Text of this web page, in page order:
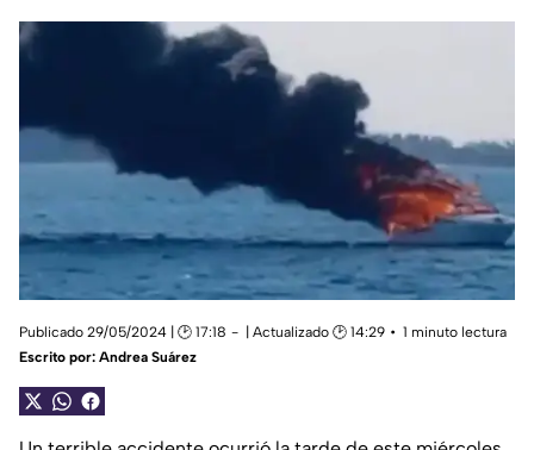
Publicado 29/05/2024 | 🕑 17:18 | Actualizado 🕑 14:29
1 minuto lectura
Escrito por: Andrea Suárez